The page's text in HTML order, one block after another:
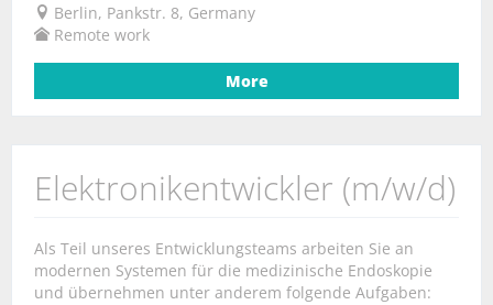
Berlin, Pankstr. 8, Germany
Remote work
More
Elektronikentwickler (m/w/d)
Als Teil unseres Entwicklungsteams arbeiten Sie an
modernen Systemen für die medizinische Endoskopie
und übernehmen unter anderem folgende Aufgaben: